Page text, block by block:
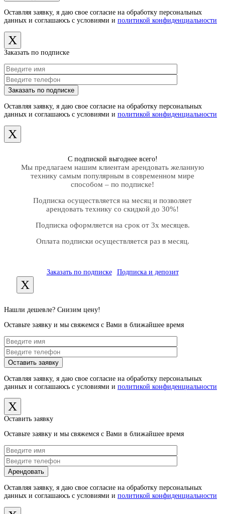
Оставляя заявку, я даю свое согласие на обработку персональных
данных и соглашаюсь с условиями и политикой конфиденциальности
X
Заказать по подписке
Оставляя заявку, я даю свое согласие на обработку персональных
данных и соглашаюсь с условиями и политикой конфиденциальности
X
С подпиской выгоднее всего!
Мы предлагаем нашим клиентам арендовать желанную
технику самым популярным в современном мире
способом – по подписке!
Подписка осуществляется на месяц и позволяет
арендовать технику со скидкой до 30%!
Подписка оформляется на срок от 3х месяцев.
Оплата подписки осуществляется раз в месяц.
Заказать по подписке Подписка и депозит
X
Нашли дешевле? Снизим цену!
Оставьте заявку и мы свяжемся с Вами в ближайшее время
Оставляя заявку, я даю свое согласие на обработку персональных
данных и соглашаюсь с условиями и политикой конфиденциальности
X
Оставить заявку
Оставьте заявку и мы свяжемся с Вами в ближайшее время
Оставляя заявку, я даю свое согласие на обработку персональных
данных и соглашаюсь с условиями и политикой конфиденциальности